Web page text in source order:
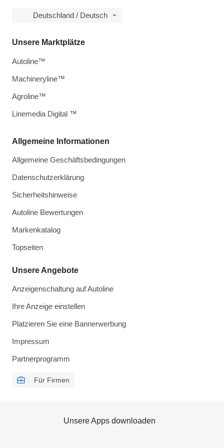
Deutschland / Deutsch
Allgemeine Informationen
Allgemeine Geschäftsbedingungen
Datenschutzerklärung
Sicherheitshinweise
Autoline Bewertungen
Markenkatalog
Topseiten
Unsere Angebote
Anzeigenschaltung auf Autoline
Ihre Anzeige einstellen
Platzieren Sie eine Bannerwerbung
Impressum
Partnerprogramm
Für Firmen
Unsere Marktplätze
Autoline™
Machineryline™
Agroline™
Linemedia Digital ™
Unsere Apps downloaden